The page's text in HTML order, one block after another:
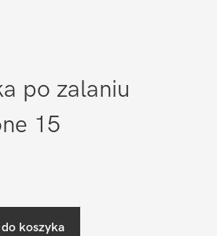
po zalaniu
15
koszyka